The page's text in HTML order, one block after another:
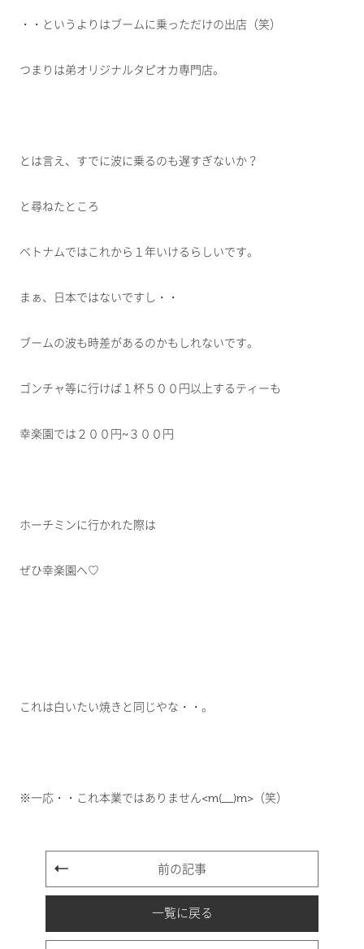
・・というよりはブームに乗っただけの出店（笑）
つまりは弟オリジナルタピオカ専門店。
とは言え、すでに波に乗るのも遅すぎないか？
と尋ねたところ
ベトナムではこれから１年いけるらしいです。
まぁ、日本ではないですし・・
ブームの波も時差があるのかもしれないです。
ゴンチャ等に行けば１杯５００円以上するティーも
幸楽園では２００円~３００円
ホーチミンに行かれた際は
ぜひ幸楽園へ♡
これは白いたい焼きと同じやな・・。
※一応・・これ本業ではありません<m(__)m>（笑）
前の記事
一覧に戻る